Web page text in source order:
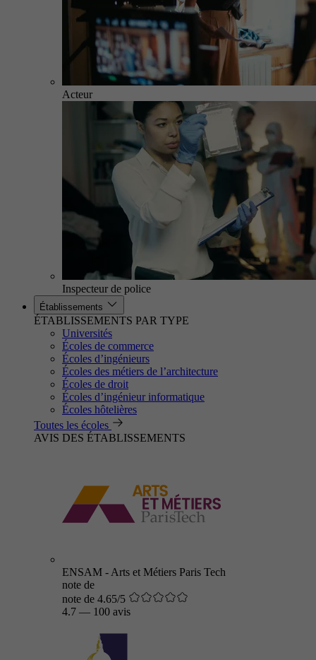
Acteur
Inspecteur de police
Établissements
ÉTABLISSEMENTS PAR TYPE
Universités
Écoles de commerce
Écoles d’ingénieurs
Écoles des métiers de l’architecture
Écoles de droit
Écoles d’ingénieur informatique
Écoles hôtelières
Toutes les écoles
AVIS DES ÉTABLISSEMENTS
ENSAM - Arts et Métiers Paris Tech
note de
note de 4.65/5
4.7 — 100 avis